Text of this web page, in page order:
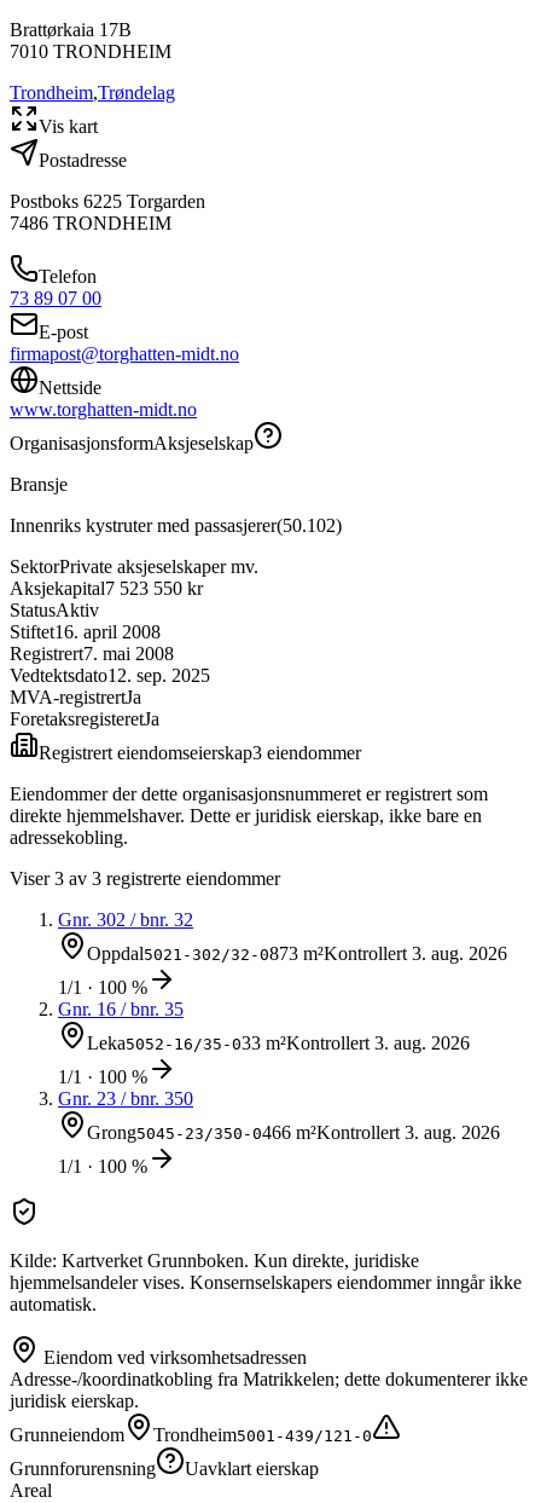
Brattørkaia 17B
7010 TRONDHEIM
Trondheim,Trøndelag
Vis kart
Postadresse
Postboks 6225 Torgarden
7486 TRONDHEIM
Telefon
73 89 07 00
E-post
firmapost@torghatten-midt.no
Nettside
www.torghatten-midt.no
OrganisasjonsformAksjeselskap
Bransje
Innenriks kystruter med passasjerer(50.102)
SektorPrivate aksjeselskaper mv.
Aksjekapital7 523 550 kr
StatusAktiv
Stiftet16. april 2008
Registrert7. mai 2008
Vedtektsdato12. sep. 2025
MVA-registrertJa
ForetaksregisteretJa
Registrert eiendomseierskap3 eiendommer
Eiendommer der dette organisasjonsnummeret er registrert som
direkte hjemmelshaver. Dette er juridisk eierskap, ikke bare en
adressekobling.
Viser3 av 3 registrerte eiendommer
Gnr. 302 / bnr. 32
Oppdal5021-302/32-0873 m²Kontrollert 3. aug. 2026
1/1 · 100 %
Gnr. 16 / bnr. 35
Leka5052-16/35-033 m²Kontrollert 3. aug. 2026
1/1 · 100 %
Gnr. 23 / bnr. 350
Grong5045-23/350-0466 m²Kontrollert 3. aug. 2026
1/1 · 100 %
Kilde: Kartverket Grunnboken. Kun direkte, juridiske
hjemmelsandeler vises. Konsernselskapers eiendommer inngår ikke
automatisk.
Eiendom ved virksomhetsadressen
Adresse-/koordinatkobling fra Matrikkelen; dette dokumenterer ikke
juridisk eierskap.
Grunneiendom
Trondheim5001-439/121-0
Grunnforurensning
Uavklart eierskap
Areal